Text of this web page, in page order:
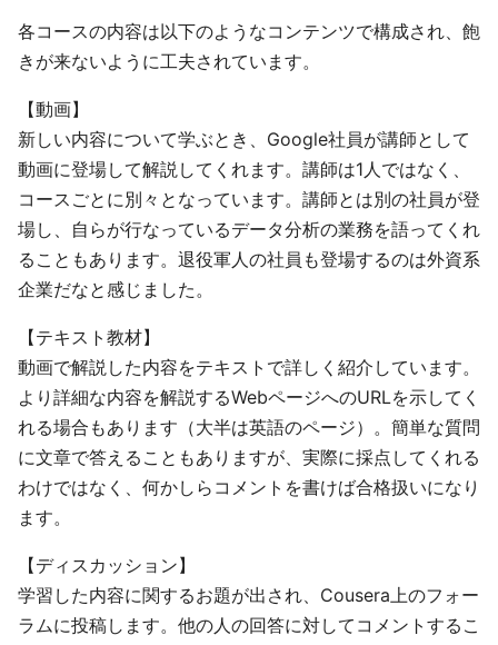
各コースの内容は以下のようなコンテンツで構成され、飽
きが来ないように工夫されています。
【動画】
新しい内容について学ぶとき、Google社員が講師として
動画に登場して解説してくれます。講師は1人ではなく、
コースごとに別々となっています。講師とは別の社員が登
場し、自らが行なっているデータ分析の業務を語ってくれ
ることもあります。退役軍人の社員も登場するのは外資系
企業だなと感じました。
【テキスト教材】
動画で解説した内容をテキストで詳しく紹介しています。
より詳細な内容を解説するWebページへのURLを示してく
れる場合もあります（大半は英語のページ）。簡単な質問
に文章で答えることもありますが、実際に採点してくれる
わけではなく、何かしらコメントを書けば合格扱いになり
ます。
【ディスカッション】
学習した内容に関するお題が出され、Cousera上のフォー
ラムに投稿します。他の人の回答に対してコメントするこ